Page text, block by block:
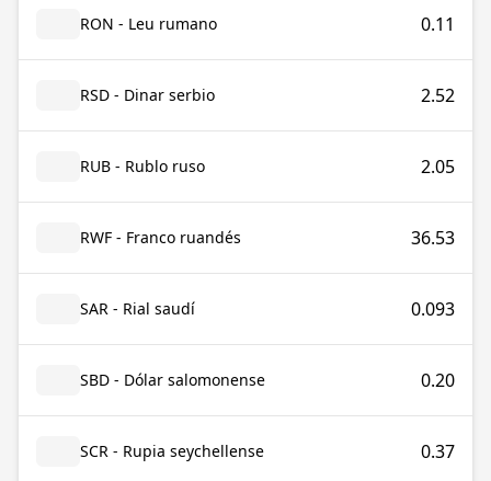
RON - Leu rumano 0.11
RSD - Dinar serbio 2.52
RUB - Rublo ruso 2.05
RWF - Franco ruandés 36.53
SAR - Rial saudí 0.093
SBD - Dólar salomonense 0.20
SCR - Rupia seychellense 0.37